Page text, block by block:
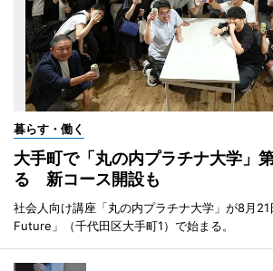
暮らす・働く
大手町で「丸の内プラチナ大学」
る 新コース開設も
社会人向け講座「丸の内プラチナ大学」が8月
Future」（千代田区大手町1）で始まる。